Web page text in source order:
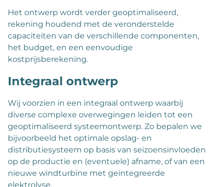
Het ontwerp wordt verder geoptimaliseerd,
rekening houdend met de veronderstelde
capaciteiten van de verschillende componenten,
het budget, en een eenvoudige
kostprijsberekening.
Integraal ontwerp
Wij voorzien in een integraal ontwerp waarbij
diverse complexe overwegingen leiden tot een
geoptimaliseerd systeemontwerp. Zo bepalen we
bijvoorbeeld het optimale opslag- en
distributiesysteem op basis van seizoensinvloeden
op de productie en (eventuele) afname, of van een
nieuwe windturbine met geïntegreerde
elektrolyse.